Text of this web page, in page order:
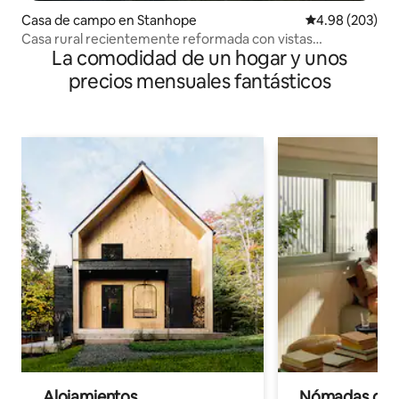
Casa de campo en Stanhope Calificación
4.98 (203)
Casa rural recientemente reformada con vistas
panorámicas
La comodidad de un hogar y unos
precios mensuales fantásticos